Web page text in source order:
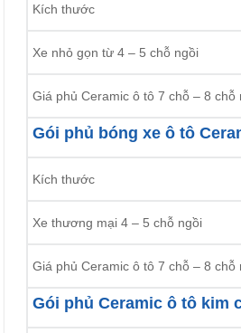
Kích thước
Xe nhỏ gọn từ 4 – 5 chỗ ngồi
Giá phủ Ceramic ô tô 7 chỗ – 8 chỗ
Gói phủ bóng xe ô tô
Kích thước
Xe thương mại 4 – 5 chỗ ngồi
Giá phủ Ceramic ô tô 7 chỗ – 8 chỗ
Gói phủ Ceramic ô tô kim